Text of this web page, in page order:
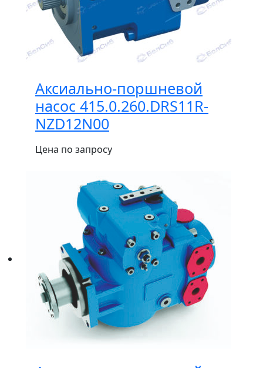
Аксиально-поршневой
насос 415.0.260.DRS11R-
NZD12N00
Цена по запросу